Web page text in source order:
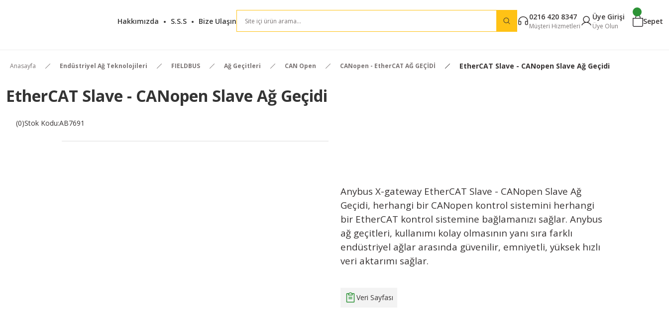
Hakkımızda S.S.S Bize Ulaşın 0216 420 8347
Müşteri Hizmetleri
Üye Girişi
Üye Olun
Sepet
Anasayfa Endüstriyel Ağ Teknolojileri FIELDBUS Ağ Geçitleri CAN Open CANopen - EtherCAT AĞ GEÇİDİ EtherCAT Slave - CANopen Slave Ağ Geçidi
EtherCAT Slave - CANopen Slave Ağ Geçidi
(0)Stok Kodu:AB7691
Anybus X-gateway EtherCAT Slave - CANopen Slave Ağ
Geçidi, herhangi bir CANopen kontrol sistemini herhangi
bir EtherCAT kontrol sistemine bağlamanızı sağlar. Anybus
ağ geçitleri, kullanımı kolay olmasının yanı sıra farklı
endüstriyel ağlar arasında güvenilir, emniyetli, yüksek hızlı
veri aktarımı sağlar.
Veri Sayfası